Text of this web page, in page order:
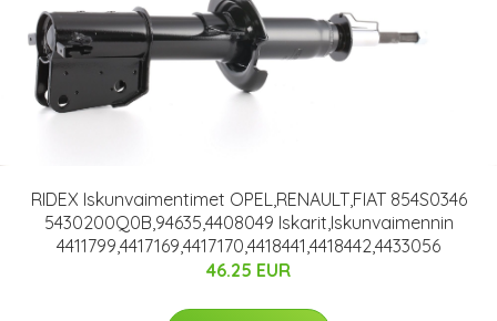
RIDEX Iskunvaimentimet OPEL,RENAULT,FIAT 854S0346
5430200Q0B,94635,4408049 Iskarit,Iskunvaimennin
4411799,4417169,4417170,4418441,4418442,4433056
46.25 EUR